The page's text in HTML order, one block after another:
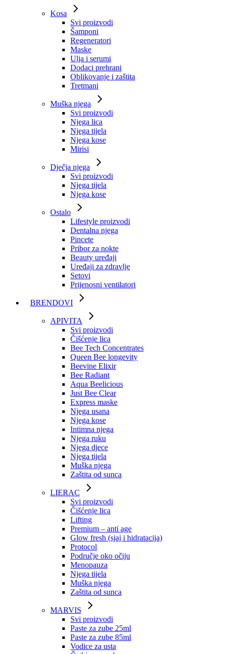
Kosa
Svi proizvodi
Šamponi
Regeneratori
Maske
Ulja i serumi
Dodaci prehrani
Oblikovanje i zaštita
Tretmani
Muška njega
Svi proizvodi
Njega lica
Njega tijela
Njega kose
Mirisi
Dječja njega
Svi proizvodi
Njega tijela
Njega kose
Ostalo
Lifestyle proizvodi
Dentalna njega
Pincete
Pribor za nokte
Beauty uređaji
Uređaji za zdravlje
Setovi
Prijenosni ventilatori
BRENDOVI
APIVITA
Svi proizvodi
Čišćenje lica
Bee Tech Concentrates
Queen Bee longevity
Beevine Elixir
Bee Radiant
Aqua Beelicious
Just Bee Clear
Express maske
Njega usana
Njega kose
Intimna njega
Njega ruku
Njega djece
Njega tijela
Muška njega
Zaštita od sunca
LIERAC
Svi proizvodi
Čišćenje lica
Lifting
Premium – anti age
Glow fresh (sjaj i hidratacija)
Protocol
Područje oko očiju
Menopauza
Njega tijela
Muška njega
Zaštita od sunca
MARVIS
Svi proizvodi
Paste za zube 25ml
Paste za zube 85ml
Vodice za usta